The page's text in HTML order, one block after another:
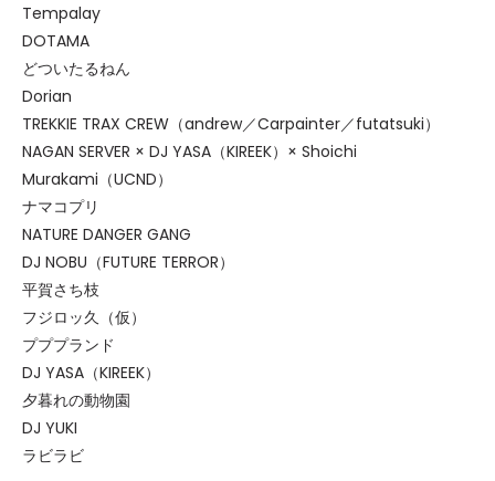
Tempalay
DOTAMA
どついたるねん
Dorian
TREKKIE TRAX CREW（andrew／Carpainter／futatsuki）
NAGAN SERVER × DJ YASA（KIREEK）× Shoichi
Murakami（UCND）
ナマコプリ
NATURE DANGER GANG
DJ NOBU（FUTURE TERROR）
平賀さち枝
フジロッ久（仮）
プププランド
DJ YASA（KIREEK）
夕暮れの動物園
DJ YUKI
ラビラビ